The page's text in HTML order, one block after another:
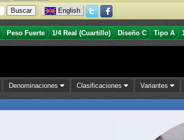
English
Peso Fuerte 1/4 Real (Cuartillo) Diseño C Tipo A
Denominaciones Clasificaciones Variantes